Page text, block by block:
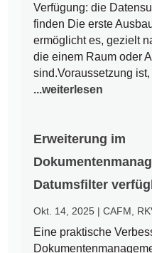
Verfügung: die
finden Die erste
ermöglicht es, gezielt
die einem Raum oder
sind.Voraussetzung ist,
...weiterlesen
Erweiterung im
Datumsfilter
Okt. 14, 2025 |CAFM
Eine praktische